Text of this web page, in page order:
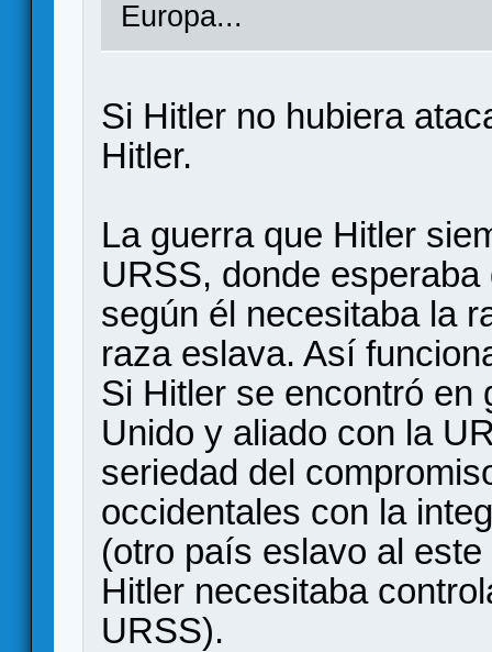
Europa...
Si Hitler no hubiera
Hitler.
La guerra que Hitler
URSS, donde
según él necesitaba la
raza eslava. Así
Si Hitler se encontró en
Unido y aliado con la
seriedad del
occidentales con la
(otro país eslavo al
Hitler necesitaba
URSS).